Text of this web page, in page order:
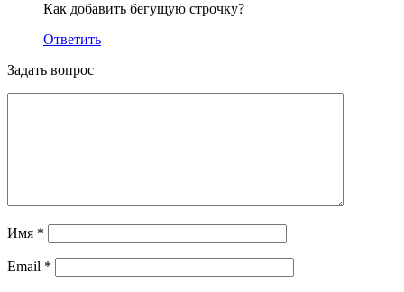
Как добавить бегущую строчку?
Ответить
Задать вопрос
Имя *
Email *